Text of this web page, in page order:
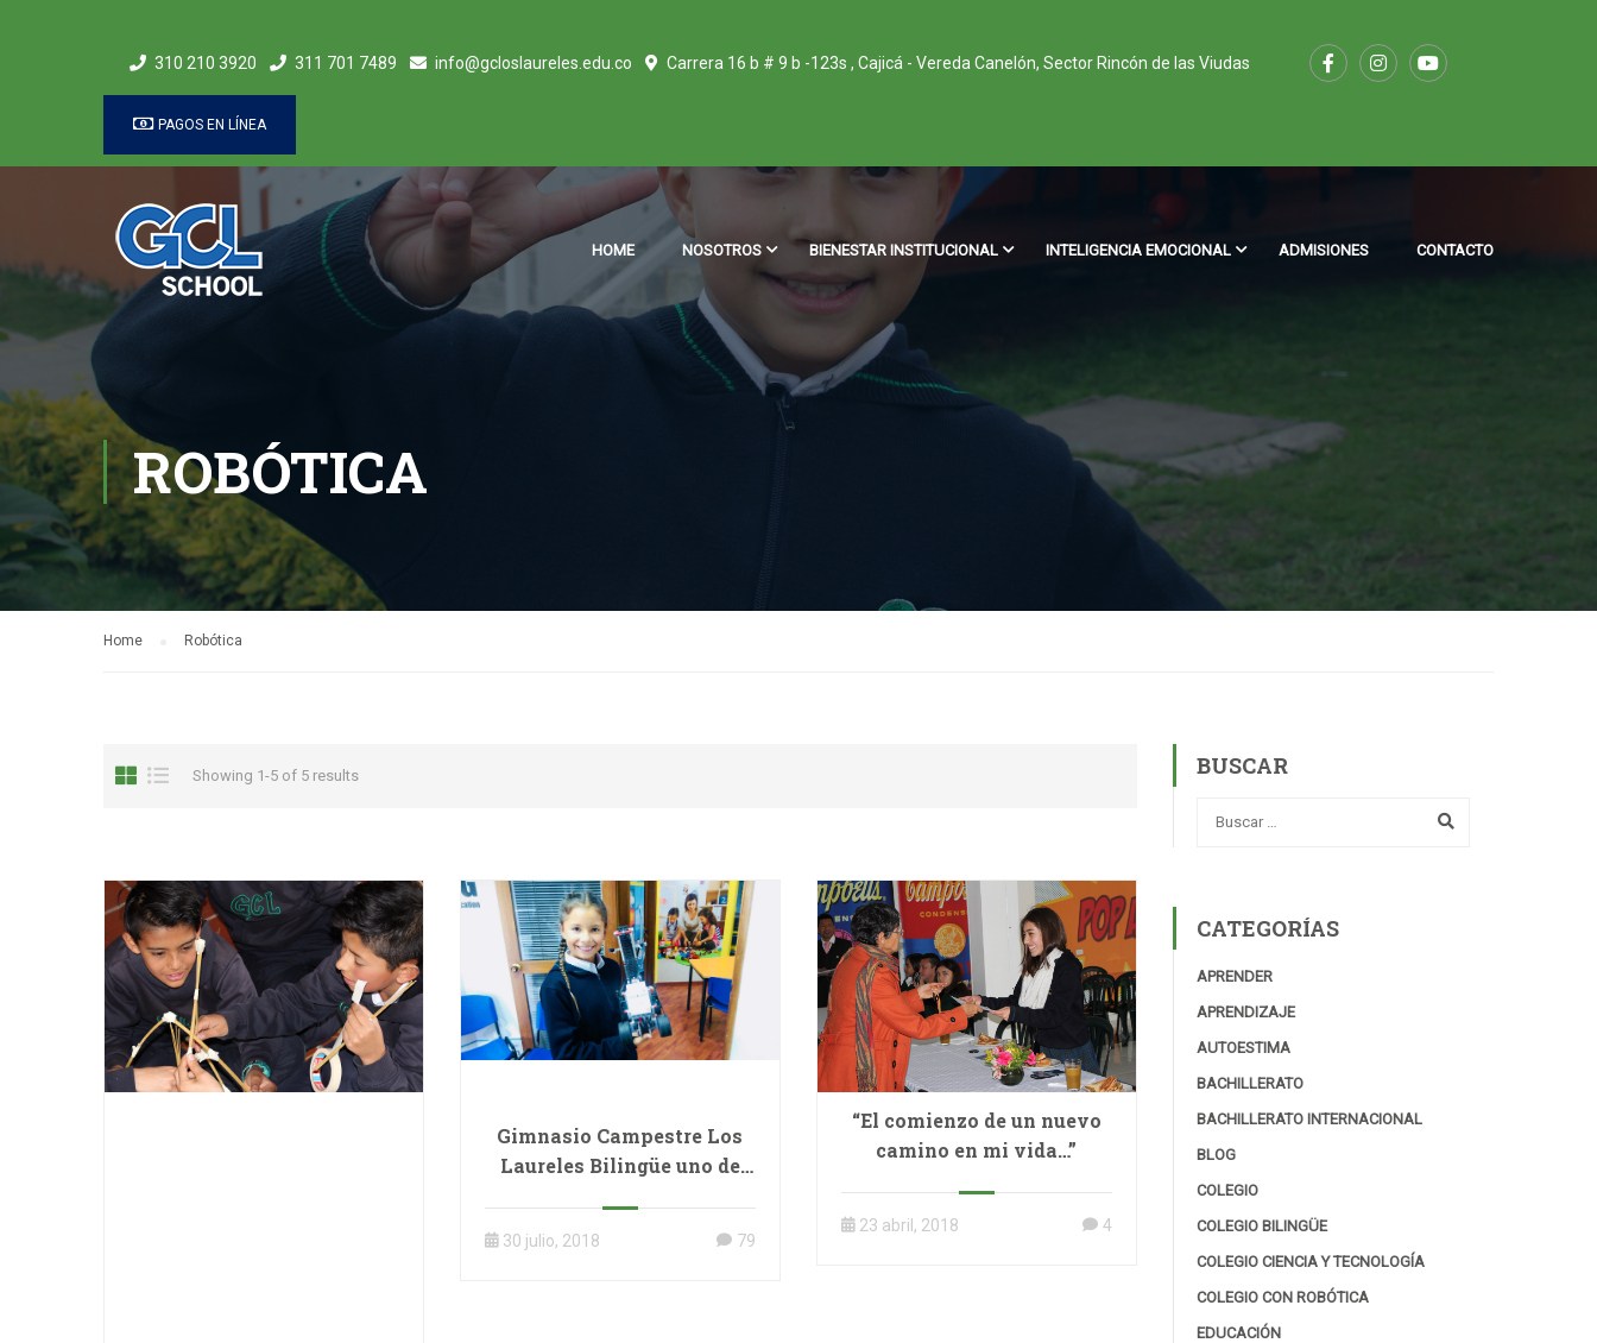
310 210 3920 311 701 7489 info@gcloslaureles.edu.co Carrera 16 b # 9 b -123s , Cajicá - Vereda Canelón, Sector Rincón de las Viudas
PAGOS EN LÍNEA
HOME NOSOTROS BIENESTAR INSTITUCIONAL INTELIGENCIA EMOCIONAL ADMISIONES CONTACTO
ROBÓTICA
Home Robótica
Showing 1-5 of 5 results
Gimnasio Campestre Los
Laureles Bilingüe uno de
30 julio, 2018 79
“El comienzo de un nuevo
camino en mi vida…”
23 abril, 2018 4
BUSCAR
CATEGORÍAS
APRENDER
APRENDIZAJE
AUTOESTIMA
BACHILLERATO
BACHILLERATO INTERNACIONAL
BLOG
COLEGIO
COLEGIO BILINGÜE
COLEGIO CIENCIA Y TECNOLOGÍA
COLEGIO CON ROBÓTICA
EDUCACIÓN